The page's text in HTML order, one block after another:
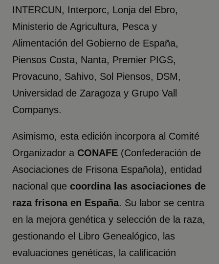
INTERCUN, Interporc, Lonja del Ebro,
Ministerio de Agricultura, Pesca y
Alimentación del Gobierno de España,
Piensos Costa, Nanta, Premier PIGS,
Provacuno, Sahivo, Sol Piensos, DSM,
Universidad de Zaragoza y Grupo Vall
Companys.
Asimismo, esta edición incorpora al Comité
Organizador a CONAFE (Confederación de
Asociaciones de Frisona Española), entidad
nacional quecoordina las asociaciones de
raza frisona en España. Su labor se centra
en la mejora genética y selección de la raza,
gestionando el Libro Genealógico, las
evaluaciones genéticas, la calificación